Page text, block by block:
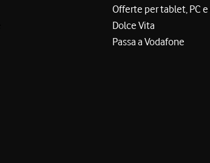
Offerte per tablet, PC
Dolce Vita
Passa a Vodafone